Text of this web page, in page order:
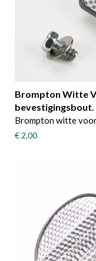
Brompton Witte
bevestigingsbout.
Brompton witte
€ 2,00